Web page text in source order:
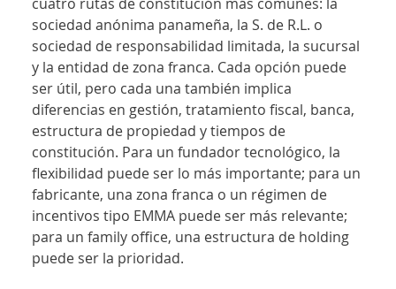
sociedad anónima panameña, la S. de R.L. o
sociedad de responsabilidad limitada, la sucursal
y la entidad de zona franca. Cada opción puede
ser útil, pero cada una también implica
diferencias en gestión, tratamiento fiscal, banca,
estructura de propiedad y tiempos de
constitución. Para un fundador tecnológico, la
flexibilidad puede ser lo más importante; para un
fabricante, una zona franca o un régimen de
incentivos tipo EMMA puede ser más relevante;
para un family office, una estructura de holding
puede ser la prioridad.